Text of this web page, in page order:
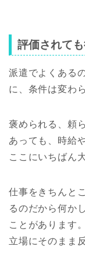
評価されて
派遣でよくある
に、条件は変わ
褒められる、頼
あっても、時給
ここにいちばん
仕事をきちんと
るのだから何か
ことがあります
立場にそのまま